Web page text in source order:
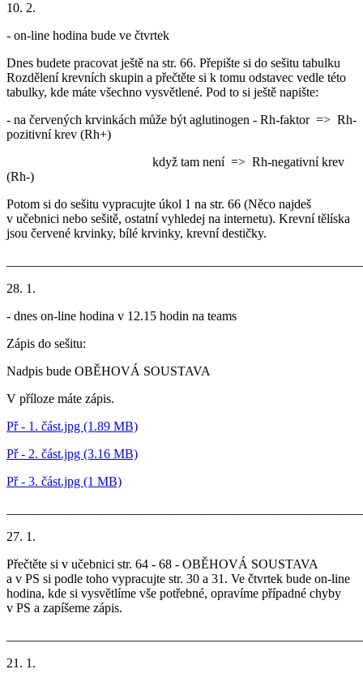
10. 2.
- on-line hodina bude ve čtvrtek
Dnes budete pracovat ještě na str. 66. Přepište si do sešitu tabulku
Rozdělení krevních skupin a přečtěte si k tomu odstavec vedle této
tabulky, kde máte všechno vysvětlené. Pod to si ještě napište:
- na červených krvinkách může být aglutinogen - Rh-faktor => Rh-
pozitivní krev (Rh+)
když tam není => Rh-negativní krev
(Rh-)
Potom si do sešitu vypracujte úkol 1 na str. 66 (Něco najdeš
v učebnici nebo sešitě, ostatní vyhledej na internetu). Krevní tělíska
jsou červené krvinky, bílé krvinky, krevní destičky.
28. 1.
- dnes on-line hodina v 12.15 hodin na teams
Zápis do sešitu:
Nadpis bude OBĚHOVÁ SOUSTAVA
V příloze máte zápis.
Př - 1. část.jpg (1.89 MB)
Př - 2. část.jpg (3.16 MB)
Př - 3. část.jpg (1 MB)
27. 1.
Přečtěte si v učebnici str. 64 - 68 - OBĚHOVÁ SOUSTAVA
a v PS si podle toho vypracujte str. 30 a 31. Ve čtvrtek bude on-line
hodina, kde si vysvětlíme vše potřebné, opravíme případné chyby
v PS a zapíšeme zápis.
21. 1.